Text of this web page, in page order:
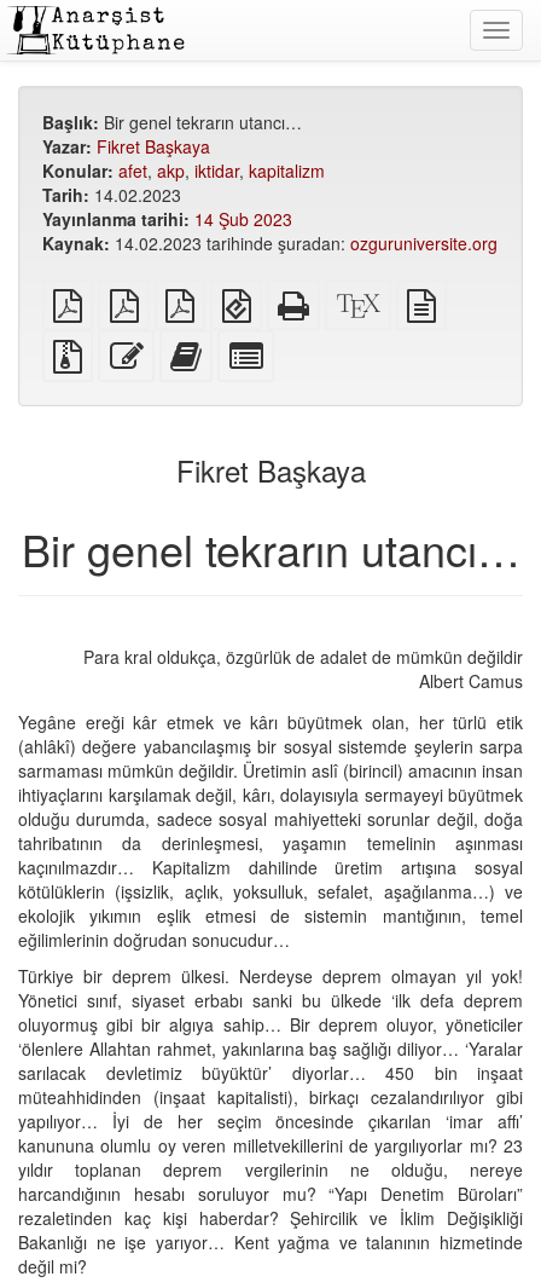
Başlık: Bir genel tekrarın utancı…
Yazar: Fikret Başkaya
Konular: afet, akp, iktidar, kapitalizm
Tarih: 14.02.2023
Yayınlanma tarihi: 14 Şub 2023
Kaynak: 14.02.2023 tarihinde şuradan: ozguruniversite.org
Düz
PDF
A5
PDF
A6
PDF
EPUB
(mobil
cihazlar
için)
Bağımsız
HTML
XeLaTeX
kaynak
Ek
dosyalarla
kaynak
metni
Bu
metni
yapıcıyatek
parçaları
seç
Fikret Başkaya
Bir genel tekrarın utancı…
Para kral oldukça, özgürlük de adalet de mümkün değildir
Albert Camus
Yegâne ereği kâr etmek ve kârı büyütmek olan, her türlü etik
(ahlâkî) değere yabancılaşmış bir sosyal sistemde şeylerin sarpa
sarmaması mümkün değildir. Üretimin aslî (birincil) amacının insan
ihtiyaçlarını karşılamak değil, kârı, dolayısıyla sermayeyi büyütmek
olduğu durumda, sadece sosyal mahiyetteki sorunlar değil, doğa
tahribatının da derinleşmesi, yaşamın temelinin aşınması
kaçınılmazdır… Kapitalizm dahilinde üretim artışına sosyal
kötülüklerin (işsizlik, açlık, yoksulluk, sefalet, aşağılanma…) ve
ekolojik yıkımın eşlik etmesi de sistemin mantığının, temel
eğilimlerinin doğrudan sonucudur…
Türkiye bir deprem ülkesi. Nerdeyse deprem olmayan yıl yok!
Yönetici sınıf, siyaset erbabı sanki bu ülkede ‘ilk defa deprem
oluyormuş gibi bir algıya sahip… Bir deprem oluyor, yöneticiler
‘ölenlere Allahtan rahmet, yakınlarına baş sağlığı diliyor… ‘Yaralar
sarılacak devletimiz büyüktür’ diyorlar… 450 bin inşaat
müteahhidinden (inşaat kapitalisti), birkaçı cezalandırılıyor gibi
yapılıyor… İyi de her seçim öncesinde çıkarılan ‘imar affı’
kanununa olumlu oy veren milletvekillerini de yargılıyorlar mı? 23
yıldır toplanan deprem vergilerinin ne olduğu, nereye
harcandığının hesabı soruluyor mu? “Yapı Denetim Büroları”
rezaletinden kaç kişi haberdar? Şehircilik ve İklim Değişikliği
Bakanlığı ne işe yarıyor… Kent yağma ve talanının hizmetinde
değil mi?